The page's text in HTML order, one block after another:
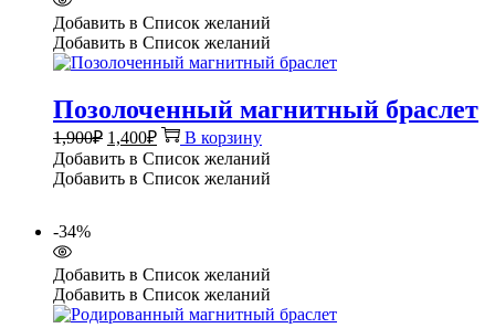
Добавить в Список желаний
Добавить в Список желаний
Позолоченный магнитный браслет
1,900₽ Первоначальная
цена
составляла
1,400₽Текущая
цена:
1,400₽.
В корзину
Добавить в Список желаний
Добавить в Список желаний
-34%
Добавить в Список желаний
Добавить в Список желаний